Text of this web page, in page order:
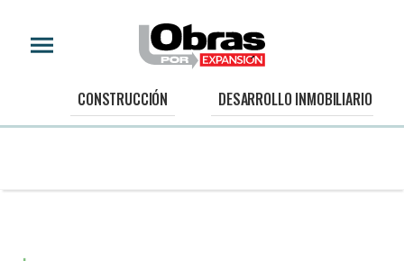
CONSTRUCCIÓN DESARROLLO INMOBILIARIO